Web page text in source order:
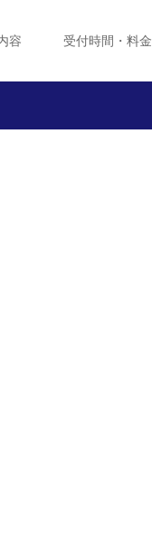
容 受付時間・料金